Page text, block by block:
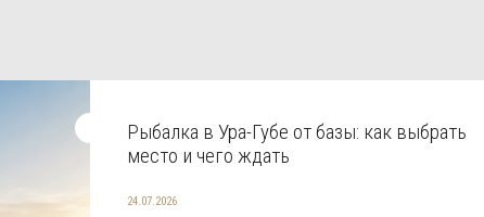
Рыбалка в Ура-Губе от базы: как выбрать
место и чего ждать
24.07.2026